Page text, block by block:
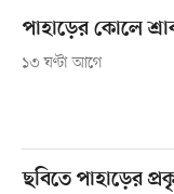
পাহাড়ের কোলে
১৩ ঘণ্টা আগে
ছবিতে পাহাড়ের